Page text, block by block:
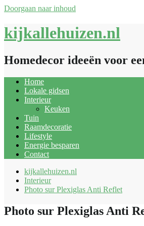
Doorgaan naar inhoud
kijkallehuizen.nl
Homedecor ideeën voor
Home
Lokale gidsen
Interieur
Keuken
Tuin
Raamdecoratie
Lifestyle
Energie besparen
Contact
kijkallehuizen.nl
Interieur
Photo sur Plexiglas Anti Reflet
Photo sur Plexiglas Anti